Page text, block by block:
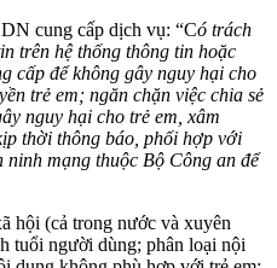
cung cấp dịch vụ: “Có trách
trên hệ thống thông tin hoặc
cấp để không gây nguy hại cho
trẻ em; ngăn chặn việc chia sẻ
nguy hại cho trẻ em, xâm
thời thông báo, phối hợp với
mạng thuộc Bộ Công an để
hội (cả trong nước và xuyên
tuổi người dùng; phân loại nội